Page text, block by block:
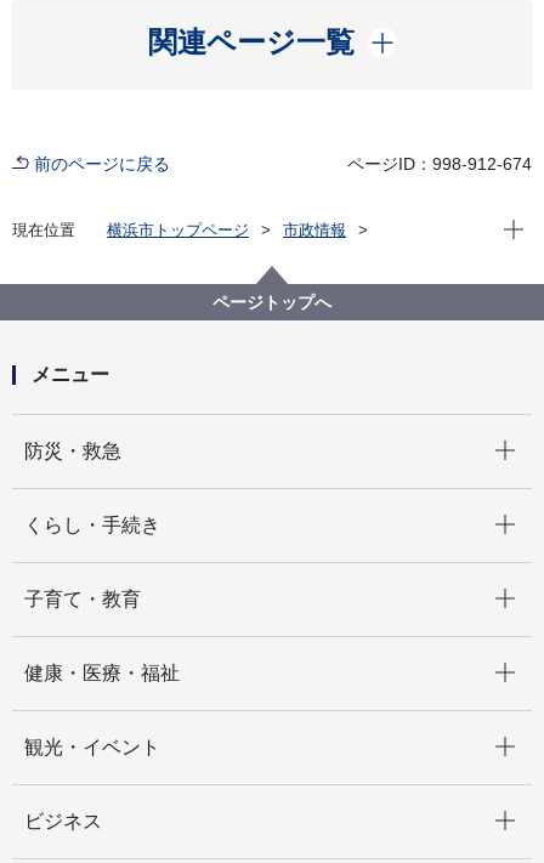
関連ページ一覧
開く
前のページに戻る ページID：998-912-674
現在位置 横浜市トップページ
市政情報
特別職の就任について
現在
ページトップへ
メニュー
防災・救急
くらし・手続き
子育て・教育
健康・医療・福祉
観光・イベント
ビジネス